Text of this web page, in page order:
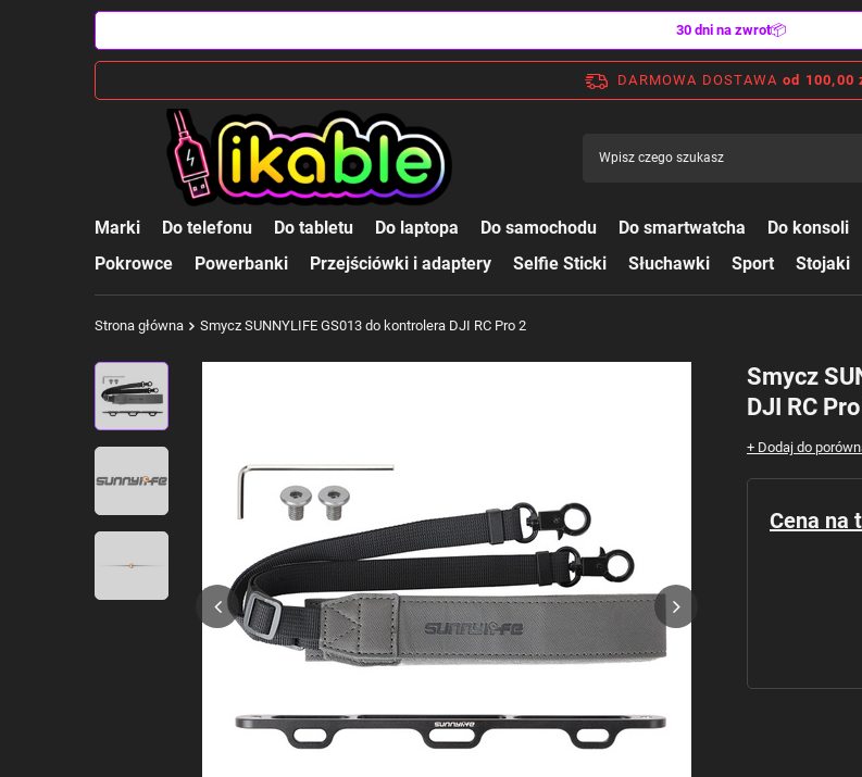
30 dni na zwrot📦
DARMOWA DOSTAWA od 100,00
Marki Do telefonu Do tabletu Do laptopa Do samochodu Do smartwatcha Do konsoli
Pokrowce
Powerbanki Przejściówki i adaptery Selfie Sticki Słuchawki Sport Stojaki
Strona główna Smycz SUNNYLIFE GS013 do kontrolera DJI RC Pro 2
Smycz
DJI RC
+ Dodaj do
Cena na